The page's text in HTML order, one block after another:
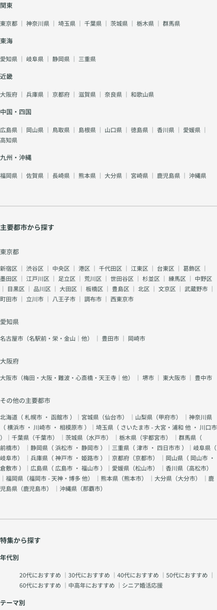
関東
東京都 ｜ 神奈川県 ｜ 埼玉県 ｜ 千葉県 ｜ 茨城県 ｜ 栃木県 ｜ 群馬県
東海
愛知県 ｜ 岐阜県 ｜ 静岡県 ｜ 三重県
近畿
大阪府 ｜ 兵庫県 ｜ 京都府 ｜ 滋賀県 ｜ 奈良県 ｜ 和歌山県
中国・四国
広島県 ｜ 岡山県 ｜ 鳥取県 ｜ 島根県 ｜ 山口県 ｜ 徳島県 ｜ 香川県 ｜ 愛媛県 ｜
高知県
九州・沖縄
福岡県 ｜ 佐賀県 ｜ 長崎県 ｜ 熊本県 ｜ 大分県 ｜ 宮崎県 ｜ 鹿児島県 ｜ 沖縄県
主要都市から探す
東京都
新宿区 ｜ 渋谷区 ｜ 中央区 ｜ 港区 ｜ 千代田区 ｜ 江東区 ｜ 台東区 ｜ 葛飾区 ｜
墨田区 ｜ 江戸川区 ｜ 足立区 ｜ 荒川区 ｜ 世田谷区 ｜ 杉並区 ｜ 練馬区 ｜ 中野区
｜ 目黒区 ｜ 品川区 ｜ 大田区 ｜ 板橋区 ｜ 豊島区 ｜ 北区 ｜ 文京区 ｜ 武蔵野市 ｜
町田市 ｜ 立川市 ｜ 八王子市 ｜ 調布市 ｜ 西東京市
愛知県
名古屋市（名駅前・栄・金山｜他） ｜ 豊田市 ｜ 岡崎市
大阪府
大阪市（梅田・大阪・難波・心斎橋・天王寺｜他） ｜ 堺市 ｜ 東大阪市 ｜ 豊中市
その他の主要都市
北海道（札幌市 ・ 函館市）｜宮城県（仙台市） ｜山梨県（甲府市） ｜神奈川県
（横浜市 ・ 川崎市 ・ 相模原市）｜埼玉県（ さいたま市 - 大宮・浦和 他 ・ 川口市
）｜千葉県（千葉市） ｜茨城県（水戸市） ｜栃木県（宇都宮市） ｜群馬県（
前橋市） ｜静岡県（浜松市 ・ 静岡市）｜三重県（津市 ・ 四日市市）｜岐阜県（
岐阜市） ｜兵庫県（神戸市 ・ 姫路市）｜京都府（京都市） ｜岡山県（ 岡山市 ・
倉敷市）｜広島県（ 広島市 ・ 福山市）｜愛媛県（松山市） ｜香川県（高松市）
｜福岡県（福岡市 - 天神・博多 他） ｜熊本県（熊本市） ｜大分県（大分市） ｜鹿
児島県（鹿児島市） ｜沖縄県（那覇市）
特集から探す
年代別
20代におすすめ ｜ 30代におすすめ ｜ 40代におすすめ ｜ 50代におすすめ ｜
60代におすすめ ｜ 中高年におすすめ ｜ シニア婚活応援
テーマ別